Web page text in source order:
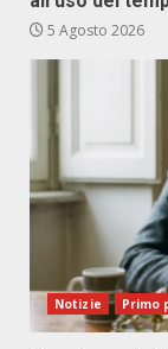
5 Agosto 2026
Notizie Primo